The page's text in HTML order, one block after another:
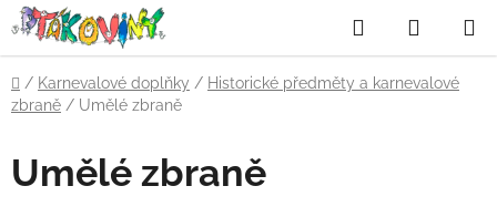
Přejít
na
obsah
Hledat
KOŠÍK
Domů
/ Karnevalové doplňky / Historické předměty a karnevalové
zbraně / Umělé zbraně
Umělé zbraně